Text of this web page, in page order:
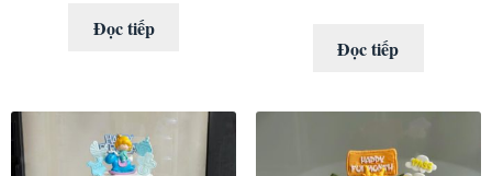
Đọc tiếp
Đọc tiếp